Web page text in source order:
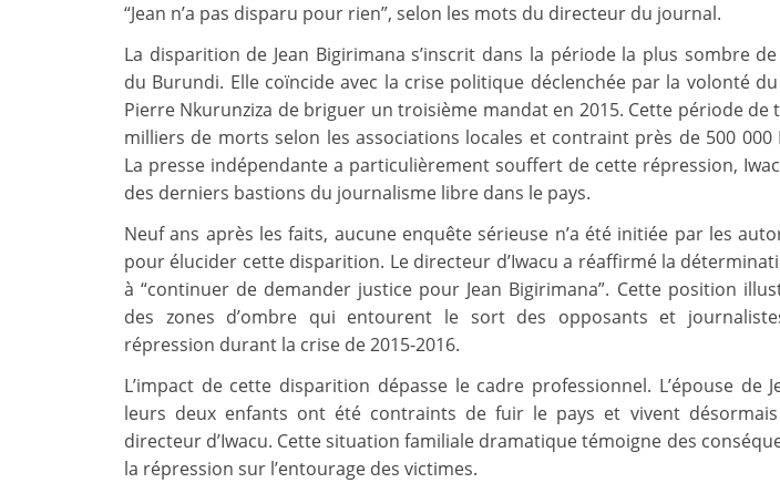
“Jean n’a pas disparu pour rien”, selon les mots du directeur du journal.
La disparition de Jean Bigirimana s’inscrit dans la période la plus sombre
du Burundi. Elle coïncide avec la crise politique déclenchée par la volonté
Pierre Nkurunziza de briguer un troisième mandat en 2015. Cette période de
milliers de morts selon les associations locales et contraint près de 500 000
La presse indépendante a particulièrement souffert de cette répression,
des derniers bastions du journalisme libre dans le pays.
Neuf ans après les faits, aucune enquête sérieuse n’a été initiée par les
pour élucider cette disparition. Le directeur d’Iwacu a réaffirmé la
à “continuer de demander justice pour Jean Bigirimana”. Cette position
des zones d’ombre qui entourent le sort des opposants et
répression durant la crise de 2015-2016.
L’impact de cette disparition dépasse le cadre professionnel. L’épouse de
leurs deux enfants ont été contraints de fuir le pays et vivent
directeur d’Iwacu. Cette situation familiale dramatique témoigne des
la répression sur l’entourage des victimes.